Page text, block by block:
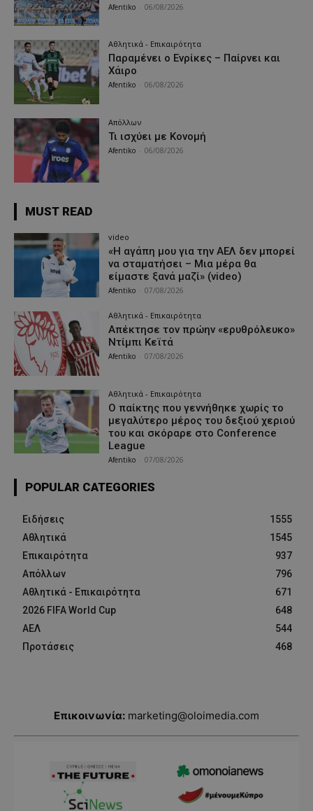
Afentiko 06/08/2026
Αθλητικά - Επικαιρότητα
Παραμένει ο Ενρίκες – Παίρνει και
Χάιρο
Afentiko 06/08/2026
Απόλλων
Τι ισχύει με Κονομή
Afentiko 06/08/2026
MUST READ
video
«Η αγάπη μου για την ΑΕΛ δεν μπορεί
να σταματήσει – Μια μέρα θα
είμαστε ξανά μαζί» (video)
Afentiko 07/08/2026
Αθλητικά - Επικαιρότητα
Απέκτησε τον πρώην «ερυθρόλευκο»
Ντίμπι Κεϊτά
Afentiko 07/08/2026
Αθλητικά - Επικαιρότητα
Ο παίκτης που γεννήθηκε χωρίς το
μεγαλύτερο μέρος του δεξιού χεριού
του και σκόραρε στο Conference
League
Afentiko 07/08/2026
POPULAR CATEGORIES
Ειδήσεις
1555
Αθλητικά
1545
Επικαιρότητα
937
Απόλλων
796
Αθλητικά - Επικαιρότητα
671
2026 FIFA World Cup
648
ΑΕΛ
544
Προτάσεις
468
Επικοινωνία: marketing@oloimedia.com